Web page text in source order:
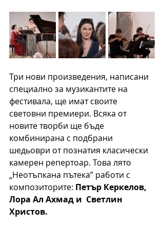
Три нови произведения, написани
специално за музикантите на
фестивала, ще имат своите
световни премиери. Всяка от
новите творби ще бъде
комбинирана с подбрани
шедьоври от познатия класически
камерен репертоар. Това лято
„Неотъпкана пътека” работи с
композиторите: Петър Керкелов,
Лора Ал Ахмад и  Светлин
Христов.